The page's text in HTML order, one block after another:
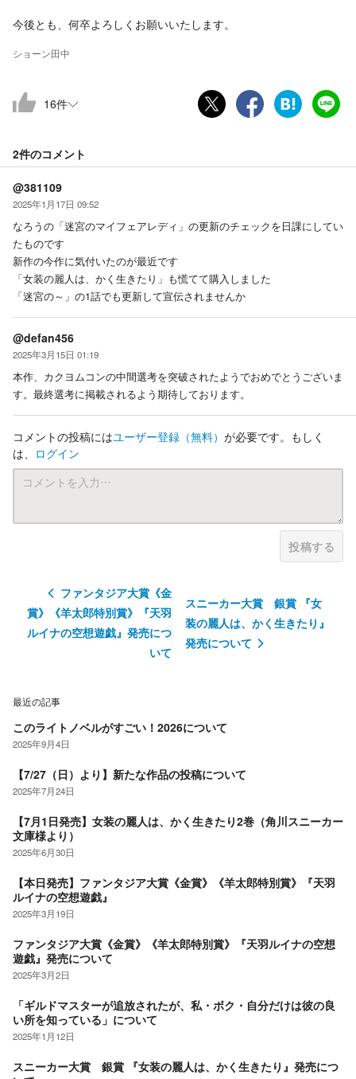
今後とも、何卒よろしくお願いいたします。
ショーン田中
16件
2件のコメント
@381109
2025年1月17日 09:52
なろうの「迷宮のマイフェアレディ」の更新のチェックを日課にしてい
たものです
新作の今作に気付いたのが最近です
「女装の麗人は、かく生きたり」も慌てて購入しました
「迷宮の～」の1話でも更新して宣伝されませんか
@defan456
2025年3月15日 01:19
本作、カクヨムコンの中間選考を突破されたようでおめでとうございま
す。最終選考に掲載されるよう期待しております。
コメントの投稿にはユーザー登録 （無料） が必要です。もしく
は、 ログイン
投稿する
ファンタジア大賞《金
賞》《羊太郎特別賞》『天羽
ルイナの空想遊戯』発売につ
いて
スニーカー大賞 銀賞 『女
装の麗人は、かく生きたり』
発売について
最近の記事
このライトノベルがすごい！2026について
2025年9月4日
【7/27（日）より】新たな作品の投稿について
2025年7月24日
【7月1日発売】女装の麗人は、かく生きたり2巻（角川スニーカー
文庫様より）
2025年6月30日
【本日発売】ファンタジア大賞《金賞》《羊太郎特別賞》『天羽
ルイナの空想遊戯』
2025年3月19日
ファンタジア大賞《金賞》《羊太郎特別賞》『天羽ルイナの空想
遊戯』発売について
2025年3月2日
「ギルドマスターが追放されたが、私・ボク・自分だけは彼の良
い所を知っている」について
2025年1月12日
スニーカー大賞 銀賞 『女装の麗人は、かく生きたり』発売につ